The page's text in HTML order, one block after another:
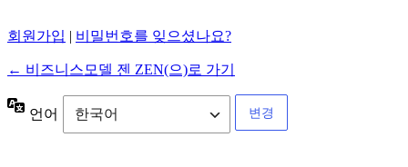
회원가입 | 비밀번호를 잊으셨나요?
← 비즈니스모델 젠 ZEN(으)로 가기
언어